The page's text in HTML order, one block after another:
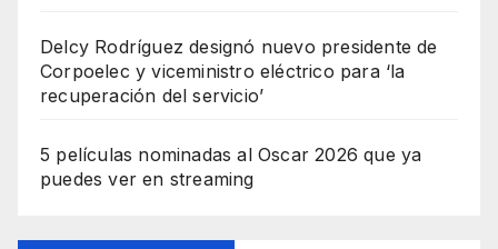
Delcy Rodríguez designó nuevo presidente de
Corpoelec y viceministro eléctrico para ‘la
recuperación del servicio’
5 películas nominadas al Oscar 2026 que ya
puedes ver en streaming